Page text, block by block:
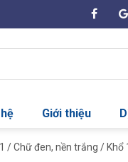
Giới thiệu
/ Chữ đen, nền trắng / Khổ